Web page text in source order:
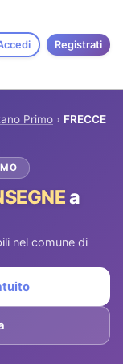
Registrati
Primo › FRECCE
a
nel comune di